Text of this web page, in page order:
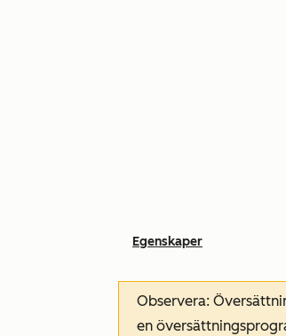
Egenskaper
Observera:
en